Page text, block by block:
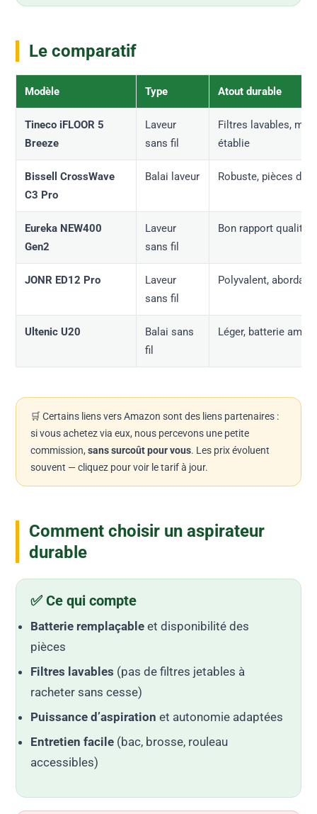
Le comparatif
Modèle Type Atout durable
Tineco iFLOOR 5
Breeze
Laveur
sans fil
Filtres lavables,
établie
Bissell CrossWave
C3 Pro
Balai laveur Robuste, pièces
Eureka NEW400
Gen2
Laveur
sans fil
Bon rapport qualité/
JONR ED12 Pro
Laveur
sans fil
Polyvalent,
Ultenic U20
Balai sans
fil
Léger, batterie
🛒 Certains liens vers Amazon sont des liens partenaires :
si vous achetez via eux, nous percevons une petite
commission,sans surcoût pour vous. Les prix évoluent
souvent — cliquez pour voir le tarif à jour.
Comment choisir un aspirateur
durable
✅ Ce qui compte
Batterie remplaçable et disponibilité des
pièces
Filtres lavables (pas de filtres jetables à
racheter sans cesse)
Puissance d’aspiration et autonomie adaptées
Entretien facile (bac, brosse, rouleau
accessibles)